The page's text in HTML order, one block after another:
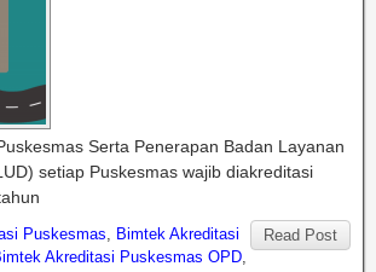
Serta Penerapan Badan Layanan
setiap Puskesmas wajib diakreditasi
Read Post
Puskesmas, Bimtek Akreditasi
Akreditasi Puskesmas OPD,